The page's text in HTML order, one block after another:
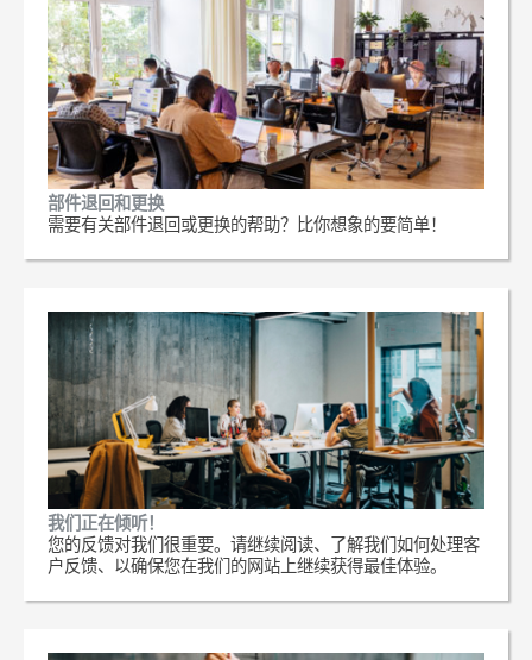
部件退回和更换
需要有关部件退回或更换的帮助？比你想象的要简单！
我们正在倾听！
您的反馈对我们很重要。请继续阅读、了解我们如何处理客
户反馈、以确保您在我们的网站上继续获得最佳体验。